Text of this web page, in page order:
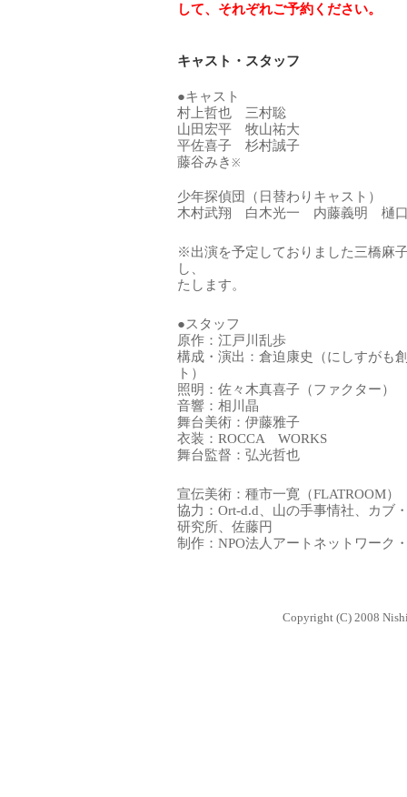
して、それぞれご予約ください。
キャスト・スタッフ
●キャスト
村上哲也 三村聡
山田宏平 牧山祐大
平佐喜子 杉村誠子
藤谷みき ※
少年探偵団（日替わりキャスト）
木村武翔 白木光一 内藤義明 樋
※出演を予定しておりました三橋麻
し、 代役として藤
たします。
●スタッフ
原作：江戸川乱歩
構成・演出：倉迫康史（にしすがも
ト）
照明：佐々木真喜子（ファクター）
音響：相川晶
舞台美術：伊藤雅子
衣装：ROCCA WORKS
舞台監督：弘光哲也
宣伝美術：種市一寛（FLATROOM）
協力：Ort-d.d、山の手事情社、カブ
研究所、佐藤円
制作：NPO法人アートネットワーク
Copyright (C) 2008